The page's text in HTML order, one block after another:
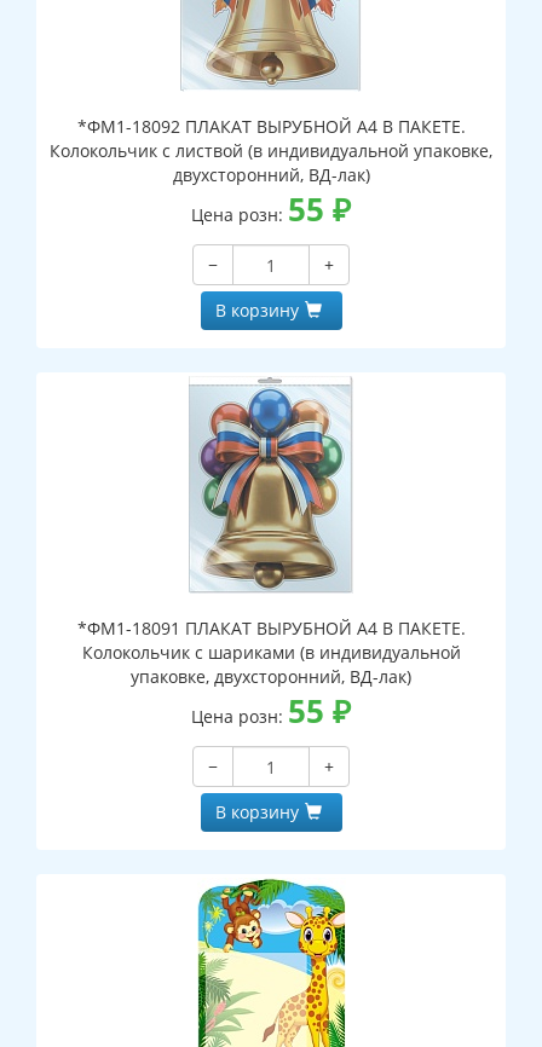
*ФМ1-18092 ПЛАКАТ ВЫРУБНОЙ А4 В ПАКЕТЕ.
Колокольчик с листвой (в индивидуальной упаковке,
двухсторонний, ВД-лак)
Цена розн: 55 ₽
−
+
В корзину
*ФМ1-18091 ПЛАКАТ ВЫРУБНОЙ А4 В ПАКЕТЕ.
Колокольчик с шариками (в индивидуальной
упаковке, двухсторонний, ВД-лак)
Цена розн: 55 ₽
−
+
В корзину